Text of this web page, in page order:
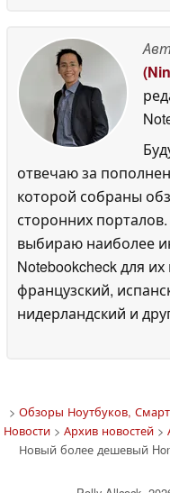
отвечаю за
которой собраны
сторонних
выбираю наиболее
Notebookcheck для
французский,
нидерландский и
> Обзоры Ноутбуков,
Новости> Архив новостей>
Новый более дешевый